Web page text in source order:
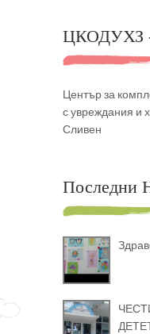
ЦКОДУХЗ
Център за
с увреждания и
Сливен
Последни